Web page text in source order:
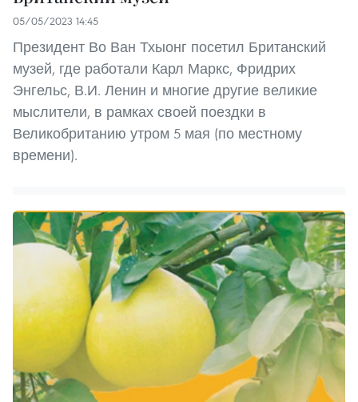
05/05/2023 14:45
Президент Во Ван Тхыонг посетил Британский
музей, где работали Карл Маркс, Фридрих
Энгельс, В.И. Ленин и многие другие великие
мыслители, в рамках своей поездки в
Великобританию утром 5 мая (по местному
времени).